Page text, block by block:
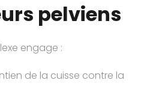
pelviens
engage :
de la cuisse contre la